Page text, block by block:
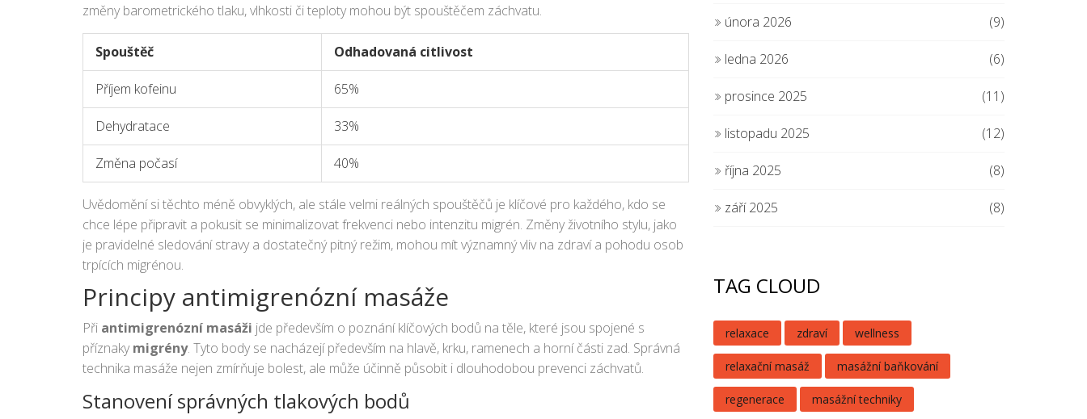
změny barometrického tlaku, vlhkosti či teploty mohou být spouštěčem záchvatu.
Spouštěč Odhadovaná citlivost
Příjem kofeinu 65%
Dehydratace 33%
Změna počasí 40%
Uvědomění si těchto méně obvyklých, ale stále velmi reálných spouštěčů je klíčové pro každého, kdo se
chce lépe připravit a pokusit se minimalizovat frekvenci nebo intenzitu migrén. Změny životního stylu, jako
je pravidelné sledování stravy a dostatečný pitný režim, mohou mít významný vliv na zdraví a pohodu osob
trpících migrénou.
Principy antimigrenózní masáže
Při antimigrenózní masáži jde především o poznání klíčových bodů na těle, které jsou spojené s
příznakymigrény. Tyto body se nacházejí především na hlavě, krku, ramenech a horní části zad. Správná
technika masáže nejen zmírňuje bolest, ale může účinně působit i dlouhodobou prevenci záchvatů.
Stanovení správných tlakových bodů
února 2026 (9)
ledna 2026 (6)
prosince 2025 (11)
listopadu 2025 (12)
října 2025 (8)
září 2025 (8)
TAG CLOUD
relaxace zdraví wellness
relaxační masáž masážní baňkování
regenerace masážní techniky